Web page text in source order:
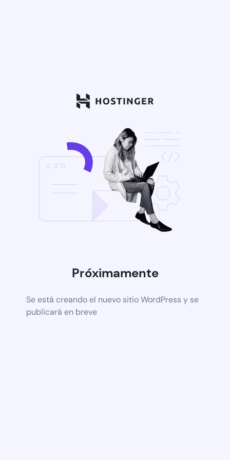
Próximamente
Se está creando el nuevo sitio WordPress y se
publicará en breve